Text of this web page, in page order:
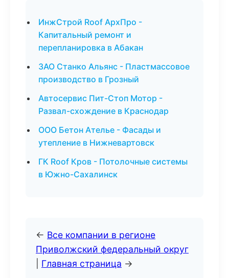
ИнжСтрой Roof АрхПро -
Капитальный ремонт и
перепланировка в Абакан
ЗАО Станко Альянс - Пластмассовое
производство в Грозный
Автосервис Пит-Стоп Мотор -
Развал-схождение в Краснодар
ООО Бетон Ателье - Фасады и
утепление в Нижневартовск
ГК Roof Кров - Потолочные системы
в Южно-Сахалинск
← Все компании в регионе
Приволжский федеральный округ
Главная страница →